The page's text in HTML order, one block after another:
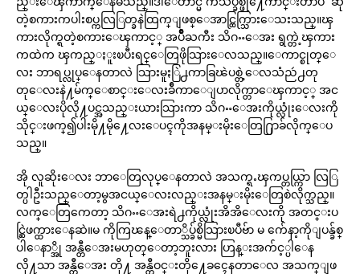
တဲ့စကားကပါးစပ္ကလြြတ္ခနဲထြက္ျဖစ္ေအာင္ထြက္သြားေသးသည္။ၾ
ကားလိုက္ရတဲ့စကားေၾကာင့္ အပ်ိဳႀကီး သိဂႌေအး ရွက္တဲ့ၾကား
ကထဲက ၾကည္ႏူးၿပီးရင္ေတြဖိုသြားေလသည္။ေကာင္စုတ္ေ
လး ဘာရပ္လုပ္ေနတာလဲ သြားမူႏြဲ႕ကာခြၽဲပစ္တဲ့ေလသံညဴ႕တု
တုေလးနဲ႔မ်က္ေစာင္းေလးခ်ီကာေျပာလိုက္တာေၾကာင့္ အင
ယ္ေလးပိုလို႔ပင္အသည္းယားသြားကာ သိဂႌေအးကိုယ္လုံးေလးကို
သိုင္းဖက္၍ပါးမို႔မို႔ေလးေပၚကိုအနမ္းမိုးေတြ႐ြာခ်လိုက္ေပ
သည္။
အို လူဆိုးေလး ဘာေတြလုပ္ေနတာလဲ အသက္ရႉၾကပ္တယ္ကြာ လြြ
တ္ပါဦးသည္ေတာ့မွအငယ္ေလးလည္းအနမ္းမိုးေတြစဲလိုက္သည္။
လက္ေတြကေတာ့ သိဂႌေအးရဲ႕ကိုယ္လုံးအိအိေလးကို အတင္းပ
င္ဆြဲဖက္ထားေနဆဲ။မ ကိုကြၽန္ေတာ္သိပ္ခ်စ္မိသြားၿပီဗ်ာ မ က်ေနာ့ကိုျပန္ခ်စ္
ပါေနာ္အို အန္တီေအးမဟုတ္ေတာ့ဘူးလား ဟြန္းအက်င့္ပါေန
လို႔သာ အန္တီေအး တို႔ အန္တီဝင္းတို႔ေခၚေနတာေလ အသက္ျဖ